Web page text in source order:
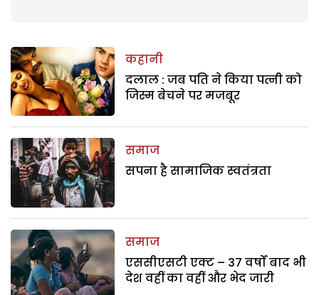
कहानी
दलाल : जब पति ने किया पत्नी को
जिस्म बेचने पर मजबूर
समाज
सपना है सामाजिक स्वतंत्रता
समाज
एससीएसटी एक्ट – 37 वर्षों बाद भी
देश वहीं का वहीं और भेद जारी